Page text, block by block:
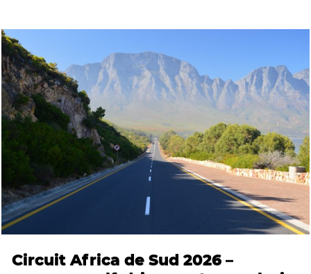
Circuit Africa de Sud 2026 –